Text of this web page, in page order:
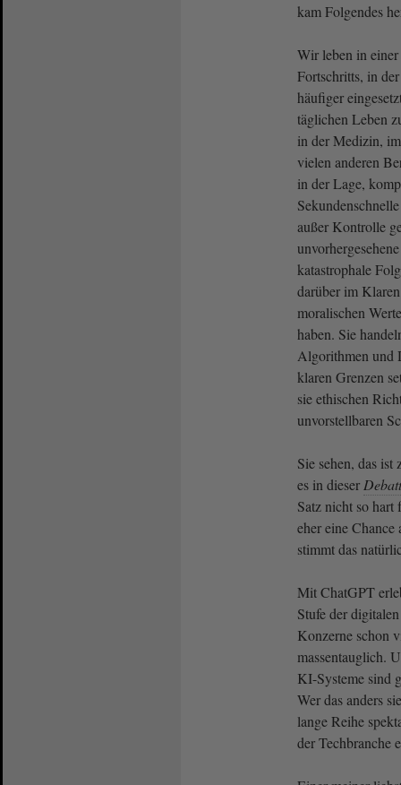
kam Folgendes
Wir leben in
Fortschritts, in
häufiger
täglichen Leben
in der Medizin,
vielen anderen
in der Lage,
außer Kontrolle
katastrophale
darüber im
moralischen
haben. Sie
Algorithmen und
klaren Grenzen
sie ethischen
unvorstellbaren
Sie sehen, das
es in dieser
Satz nicht so
eher eine
stimmt das
Mit ChatGPT
Stufe der
Konzerne schon
massentauglich.
KI-Systeme sind
Wer das anders
lange Reihe
der Techbranche